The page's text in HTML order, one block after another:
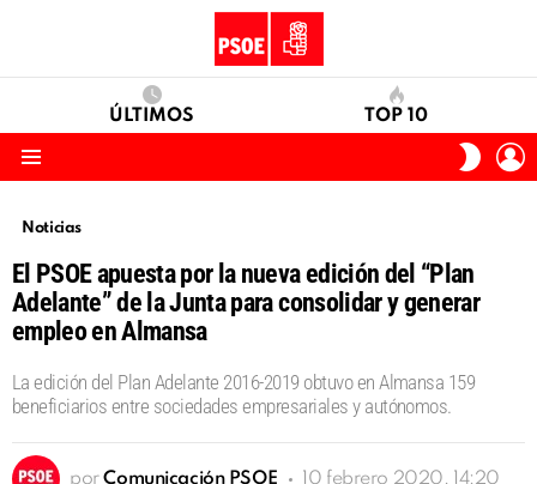
ÚLTIMOS TOP 10
SKIN
Noticias
El PSOE apuesta por la nueva edición del “Plan
Adelante” de la Junta para consolidar y generar
empleo en Almansa
La edición del Plan Adelante 2016-2019 obtuvo en Almansa 159
beneficiarios entre sociedades empresariales y autónomos.
por Comunicación PSOE 10 febrero 2020, 14:20